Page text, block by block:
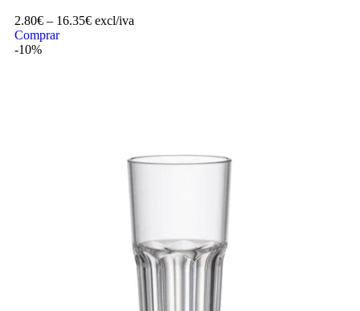
2.80€ – 16.35€ excl/iva
Comprar
-10%